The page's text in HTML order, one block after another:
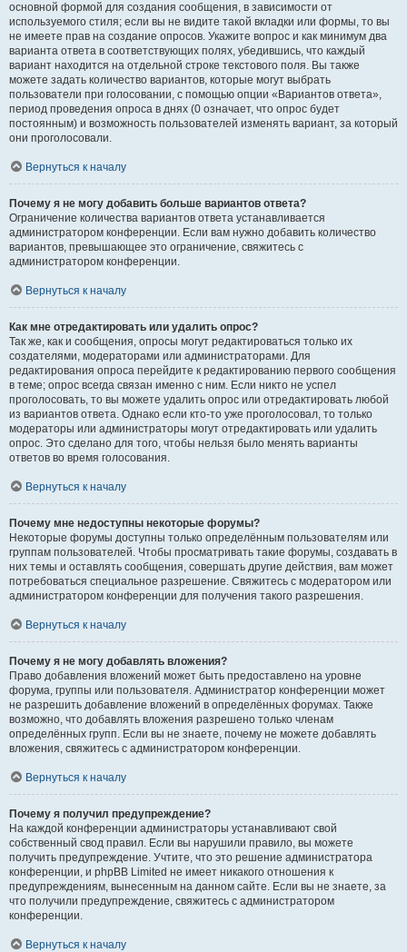
основной формой для создания сообщения, в зависимости от
используемого стиля; если вы не видите такой вкладки или формы, то вы
не имеете прав на создание опросов. Укажите вопрос и как минимум два
варианта ответа в соответствующих полях, убедившись, что каждый
вариант находится на отдельной строке текстового поля. Вы также
можете задать количество вариантов, которые могут выбрать
пользователи при голосовании, с помощью опции «Вариантов ответа»,
период проведения опроса в днях (0 означает, что опрос будет
постоянным) и возможность пользователей изменять вариант, за который
они проголосовали.
Вернуться к началу
Почему я не могу добавить больше вариантов ответа?
Ограничение количества вариантов ответа устанавливается
администратором конференции. Если вам нужно добавить количество
вариантов, превышающее это ограничение, свяжитесь с
администратором конференции.
Вернуться к началу
Как мне отредактировать или удалить опрос?
Так же, как и сообщения, опросы могут редактироваться только их
создателями, модераторами или администраторами. Для
редактирования опроса перейдите к редактированию первого сообщения
в теме; опрос всегда связан именно с ним. Если никто не успел
проголосовать, то вы можете удалить опрос или отредактировать любой
из вариантов ответа. Однако если кто-то уже проголосовал, то только
модераторы или администраторы могут отредактировать или удалить
опрос. Это сделано для того, чтобы нельзя было менять варианты
ответов во время голосования.
Вернуться к началу
Почему мне недоступны некоторые форумы?
Некоторые форумы доступны только определённым пользователям или
группам пользователей. Чтобы просматривать такие форумы, создавать в
них темы и оставлять сообщения, совершать другие действия, вам может
потребоваться специальное разрешение. Свяжитесь с модератором или
администратором конференции для получения такого разрешения.
Вернуться к началу
Почему я не могу добавлять вложения?
Право добавления вложений может быть предоставлено на уровне
форума, группы или пользователя. Администратор конференции может
не разрешить добавление вложений в определённых форумах. Также
возможно, что добавлять вложения разрешено только членам
определённых групп. Если вы не знаете, почему не можете добавлять
вложения, свяжитесь с администратором конференции.
Вернуться к началу
Почему я получил предупреждение?
На каждой конференции администраторы устанавливают свой
собственный свод правил. Если вы нарушили правило, вы можете
получить предупреждение. Учтите, что это решение администратора
конференции, и phpBB Limited не имеет никакого отношения к
предупреждениям, вынесенным на данном сайте. Если вы не знаете, за
что получили предупреждение, свяжитесь с администратором
конференции.
Вернуться к началу